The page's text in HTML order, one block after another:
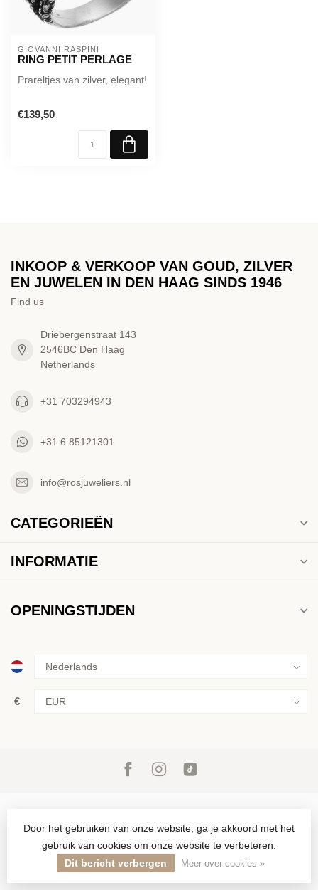
GIOVANNI RASPINI
RING PETIT PERLAGE
Prareltjes van zilver, elegant!
€139,50
INKOOP & VERKOOP VAN GOUD, ZILVER
EN JUWELEN IN DEN HAAG SINDS 1946
Find us
Driebergenstraat 143
2546BC Den Haag
Netherlands
+31 703294943
+31 6 85121301
info@rosjuweliers.nl
CATEGORIEËN
INFORMATIE
OPENINGSTIJDEN
€
© Copyright 2026 Inkoop & verkoop van goud, zilver en juwelen in
Den Haag sinds 1946
Door het gebruiken van onze website, ga je akkoord met het
gebruik van cookies om onze website te verbeteren.
Dit bericht verbergen
Meer over cookies »